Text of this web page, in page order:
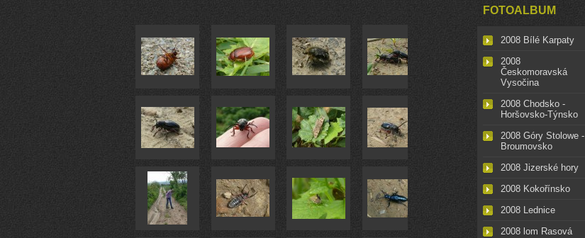
FOTOALBUM
2008 Bílé Karpaty
2008
Českomoravská
Vysočina
2008 Chodsko -
Horšovsko-Týnsko
2008 Góry Stolowe -
Broumovsko
2008 Jizerské hory
2008 Kokořínsko
2008 Lednice
2008 lom Rasová